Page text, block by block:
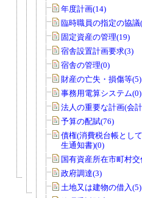
年度計画(14)
臨時職員の指定の協議
固定資産の管理(19)
宿舎設置計画要求(3)
宿舎の管理(0)
財産の亡失・損傷等(5)
事務用電算システム(0)
法人の重要な計画(会計
予算の配賦(76)
債権(消費税台帳とし
生通知書)(0)
国有資産所在市町村交
政府調達(3)
土地又は建物の借入(5)